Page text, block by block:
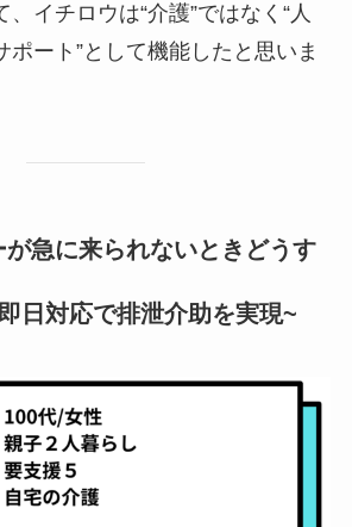
イチロウは“介護”ではなく“人
ポート”として機能したと思いま
急に来られないときどうす
日対応で排泄介助を実現~